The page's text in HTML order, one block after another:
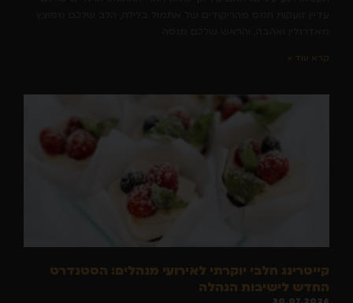
קרא עוד »
קייטרינג חלבי יוקרתי לאירועי מנהלים: הסטנדרט
החדש לישיבות הנהלה